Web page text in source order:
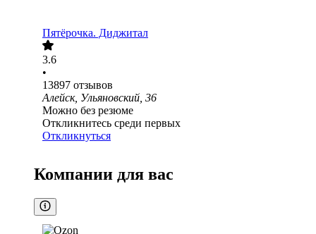
Пятёрочка. Диджитал
3.6
•
13897 отзывов
Алейск, Ульяновский, 36
Можно без резюме
Откликнитесь среди первых
Откликнуться
Компании для вас